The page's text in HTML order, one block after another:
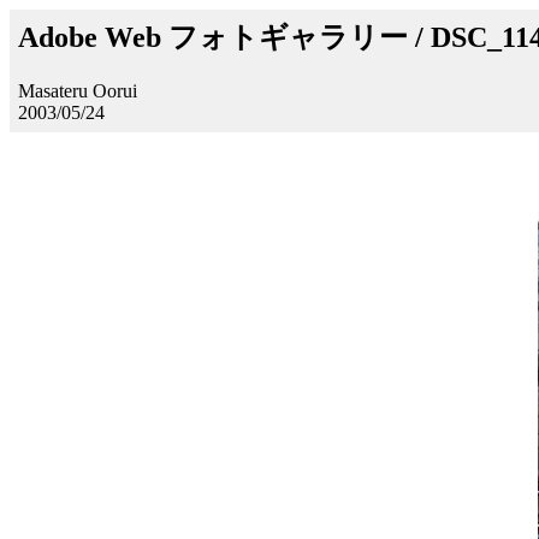
Adobe Web フォトギャラリー /
Masateru Oorui
2003/05/24